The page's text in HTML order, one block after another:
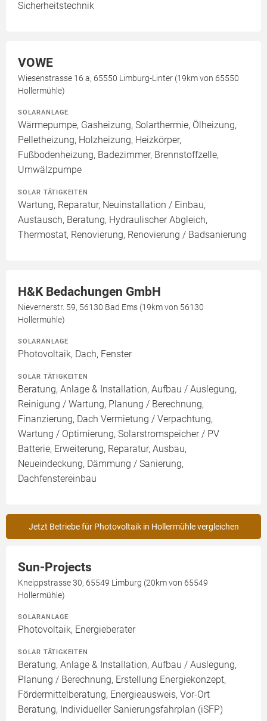
Sicherheitstechnik
VOWE
Wiesenstrasse 16 a, 65550 Limburg-Linter (19km von 65550
Hollermühle)
SOLARANLAGE
Wärmepumpe, Gasheizung, Solarthermie, Ölheizung,
Pelletheizung, Holzheizung, Heizkörper,
Fußbodenheizung, Badezimmer, Brennstoffzelle,
Umwälzpumpe
SOLAR TÄTIGKEITEN
Wartung, Reparatur, Neuinstallation / Einbau,
Austausch, Beratung, Hydraulischer Abgleich,
Thermostat, Renovierung, Renovierung / Badsanierung
H&K Bedachungen GmbH
Nievernerstr. 59, 56130 Bad Ems (19km von 56130
Hollermühle)
SOLARANLAGE
Photovoltaik, Dach, Fenster
SOLAR TÄTIGKEITEN
Beratung, Anlage & Installation, Aufbau / Auslegung,
Reinigung / Wartung, Planung / Berechnung,
Finanzierung, Dach Vermietung / Verpachtung,
Wartung / Optimierung, Solarstromspeicher / PV
Batterie, Erweiterung, Reparatur, Ausbau,
Neueindeckung, Dämmung / Sanierung,
Dachfenstereinbau
Jetzt Betriebe für Photovoltaik in Hollermühle vergleichen
Sun-Projects
Kneippstrasse 30, 65549 Limburg (20km von 65549
Hollermühle)
SOLARANLAGE
Photovoltaik, Energieberater
SOLAR TÄTIGKEITEN
Beratung, Anlage & Installation, Aufbau / Auslegung,
Planung / Berechnung, Erstellung Energiekonzept,
Fördermittelberatung, Energieausweis, Vor-Ort
Beratung, Individueller Sanierungsfahrplan (iSFP)